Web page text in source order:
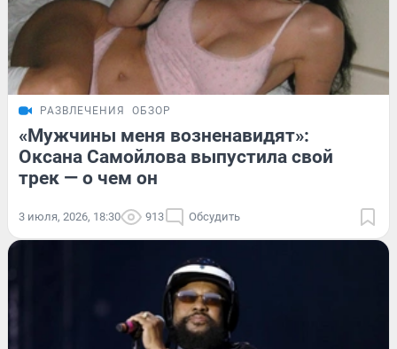
РАЗВЛЕЧЕНИЯ ОБЗОР
«Мужчины меня возненавидят»:
Оксана Самойлова выпустила свой
трек — о чем он
3 июля, 2026, 18:30 913 Обсудить